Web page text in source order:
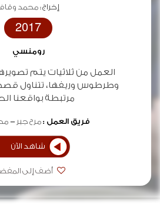
إخراج :محمد
2017
رومنسي
العمل من ثلاثيات يتم
وطرطوس وريفها، تتناول
مرتبطة بواقعنا
فريق العمل :مرح جبر
شاهد الآن
أضف إلى